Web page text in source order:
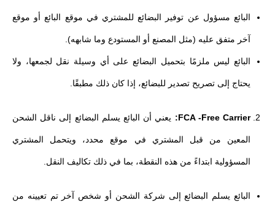
البائع مسؤول عن توفير البضائع للمشتري في موقع البائع أو موقع
آخر متفق عليه (مثل المصنع أو المستودع وما شابهه).
البائع ليس ملزمًا بتحميل البضائع على أي وسيلة نقل لجمعها، ولا
يحتاج إلى تصريح تصدير للبضائع، إذا كان ذلك مطبقًا.
FCA -Free Carrier: يعني أن البائع يسلم البضائع إلى ناقل الشحن
المعين من قبل المشتري في موقع محدد، ويتحمل المشتري
المسؤولية ابتداءً من هذه النقطة، بما في ذلك تكاليف النقل.
البائع يسلم البضائع إلى شركة الشحن أو شخص آخر تم تعيينه من